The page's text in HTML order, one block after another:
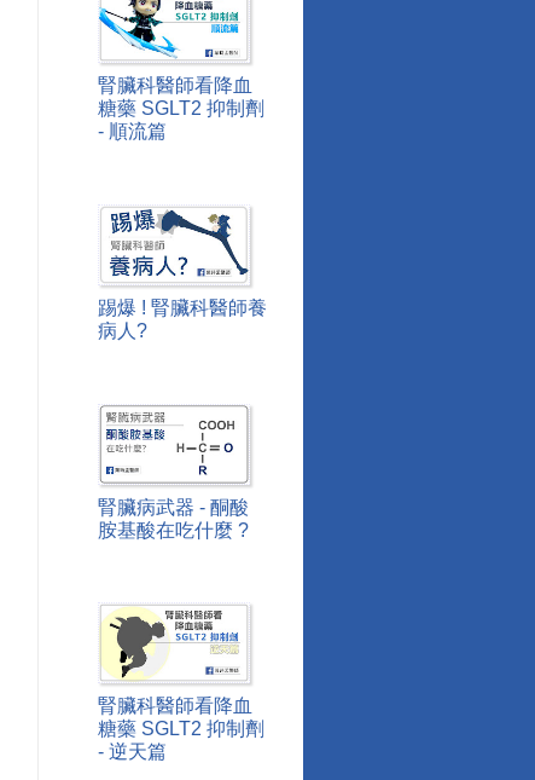
腎臟科醫師看降血
糖藥 SGLT2 抑制劑
- 順流篇
踢爆 ! 腎臟科醫師養
病人?
腎臟病武器 - 酮酸
胺基酸在吃什麼 ?
腎臟科醫師看降血
糖藥 SGLT2 抑制劑
- 逆天篇